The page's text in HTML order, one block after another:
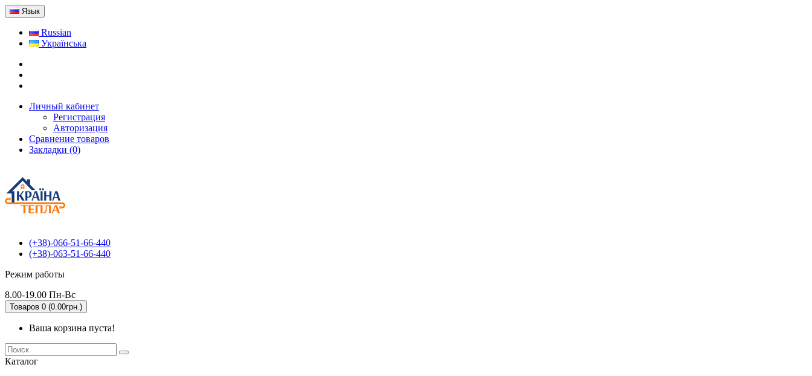
Язык
Russian
Українська
Личный кабинет
Регистрация
Авторизация
Сравнение товаров
Закладки (0)
(+38)-066-51-66-440
(+38)-063-51-66-440
Режим работы
8.00-19.00 Пн-Вс
Товаров 0 (0.00грн.)
Ваша корзина пуста!
Каталог